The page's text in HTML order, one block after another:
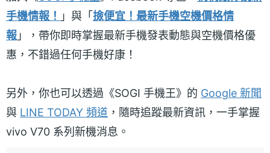
手機情報！ 」與「撿便宜！最新手機空機價格情
報 」，帶你即時掌握最新手機發表動態與空機價格優
惠，不錯過任何手機好康！
另外，你也可以透過《SOGI 手機王》的 Google 新聞
與 LINE TODAY 頻道 ，隨時追蹤最新資訊，一手掌握
vivo V70 系列新機消息。